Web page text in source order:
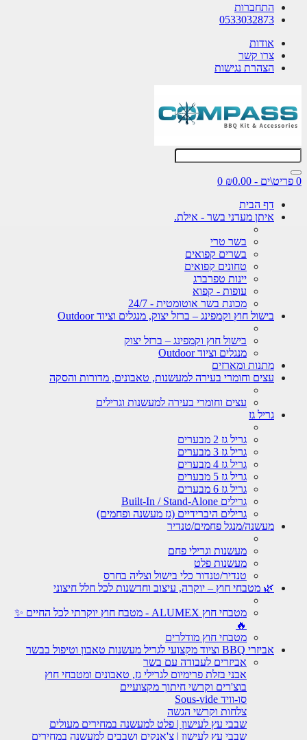
התחברות
0533032873
אודות
צרו קשר
הצהרת נגישות
0
דף הבית
איתן מעדני בשר - אילת.
בשר טרי
בשרים קפואים
טחונים קפואים
יינות טפרברג
עופות - קפוא
מכונת בשר אוטומטית - 24/7
בישול חוץ וקמפינג – ברזל יצוק, מנגלים וציוד Outdoor
בישול חוץ וקמפינג – ברזל יצוק
מנגלים וציוד Outdoor
מתנות ומארזים
עצים וחומרי בעירה למעשנות, טאבונים, מדורות והסקה
עצים וחומרי בעירה למעשנות וגרילים
גריל גז
גריל גז 2 מבערים
גריל גז 3 מבערים
גריל גז 4 מבערים
גריל גז 5 מבערים
גריל גז 6 מבערים
גרילים Built-In / Stand-Alone
גרילים היברידיים (גז מעשנה ופחמים)
מעשנה/מנגל פחמים/טנדיר
מעשנות וגרילי פחם
מעשנות פלט
טנדיר/טנדור כלי בישול וצליה בחרס
🌿 מטבחי חוץ – יוקרה, עיצוב וחדשנות לכל חלל חיצוני
מטבחי חוץ ALUMEX - מטבח חוץ יוקרתי לכל החיים ✨
מטבחי חוץ מודלרים
אביזרי BBQ וציוד מקצועי לגריל מעשנות טאבון וטיפול בבשר
אביזרים לעבודה עם בשר
אבני בזלת פרימיום לגרילי גז, טאבונים ומטבחי חוץ
בוצ'רים וקרשי חיתוך מקצועיים
סו-וויד Sous-vide
צלחות וקרשי הגשה
שבבי עץ לעישון | פלט למעשנה במחירים מעולים
שבבי עץ לעישון | צ'אנקים ושבבים למעשנה במחירים